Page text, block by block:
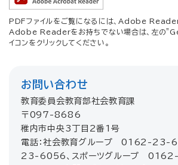
PDFファイルをご覧になるには、Adobe Reader
Adobe Readerをお持ちでない場合は、左の
イコンをクリックしてください。
お問い合わせ
教育委員会教育部社会教育課
〒097-8686
稚内市中央3丁目2番1号
電話：社会教育グループ 0162-23-
23-6056、スポーツグループ